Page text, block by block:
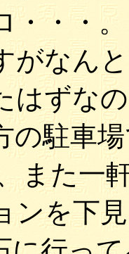
・・・
がなん
はずな
の駐車
また一
ンを下